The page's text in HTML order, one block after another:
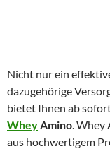
Nicht nur ein
dazugehörige
bietet Ihnen ab
Whey Amino .
aus hochwertigem